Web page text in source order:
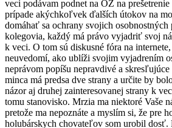
veci podávam podnet na OZ na
prípade akýchkoľvek ďalších útokov na
domáhať sa ochrany svojich
kolegovia, každý má právo vyjadriť svoj
k veci. O tom sú diskusné fóra na
neuvedomí, ako ublíži svojim vyjadrením
neprávom popíšu nepravdivé a
minca má predsa dve strany a určite by
názor aj druhej zainteresovanej strany k
tomu stanovisko. Mrzia ma niektoré Vaše
pretože ma nepoznáte a myslím si, že pre
holubárskych chovateľov som urobil dosť.